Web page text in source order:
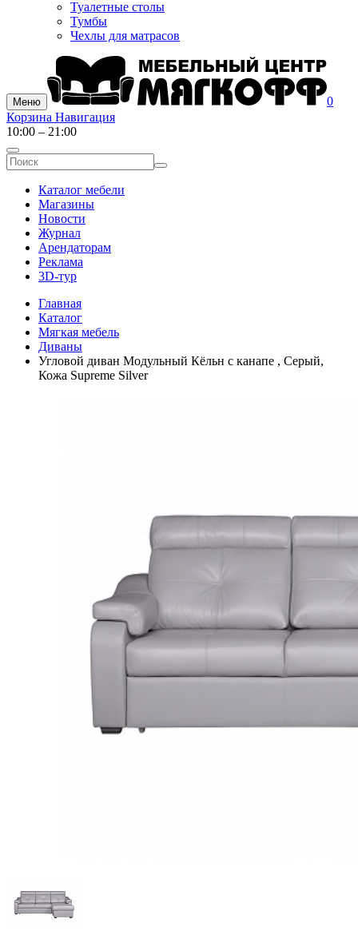
Туалетные столы
Тумбы
Чехлы для матрасов
Меню
0
Корзина Навигация
10:00 – 21:00
Каталог мебели
Магазины
Новости
Журнал
Арендаторам
Реклама
3D-тур
Главная
Каталог
Мягкая мебель
Диваны
Угловой диван Модульный Кёльн с канапе , Серый,
Кожа Supreme Silver